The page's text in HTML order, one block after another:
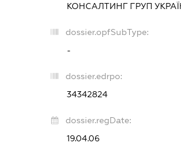
КОНСАЛТИНГ ГРУП
dossier.opfSubType:
-
dossier.edrpo:
34342824
dossier.regDate:
19.04.06